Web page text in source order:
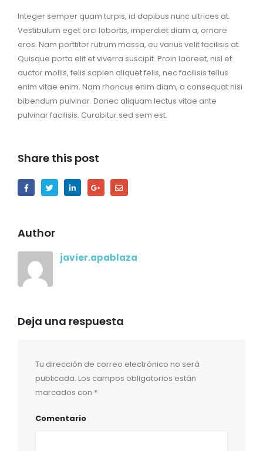
Integer semper quam turpis, id dapibus nunc ultrices at.
Vestibulum eget orci lobortis, imperdiet diam a, ornare
eros. Nam porttitor rutrum massa, eu varius velit facilisis at.
Quisque porta elit et viverra suscipit. Proin laoreet, nisl et
auctor mollis, felis sapien aliquet felis, nec facilisis tellus
enim vitae enim. Nam rhoncus enim diam, a consequat nisi
bibendum pulvinar. Donec aliquam lectus vitae ante
pulvinar facilisis. Curabitur sed sem est.
Share this post
Author
javier.apablaza
Deja una respuesta
Tu dirección de correo electrónico no será
publicada. Los campos obligatorios están
marcados con *
Comentario